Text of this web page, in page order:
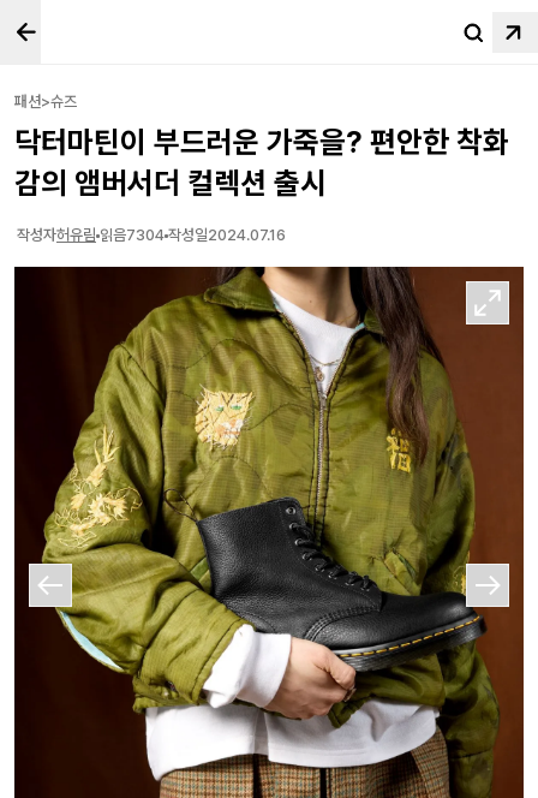
패션>슈즈
닥터마틴이 부드러운 가죽을? 편안한 착화
감의 앰버서더 컬렉션 출시
작성자허유림 읽음7304 작성일2024.07.16